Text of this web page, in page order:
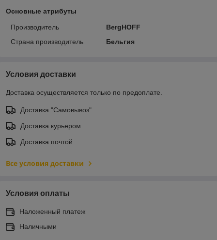
Основные атрибуты
Производитель
BergHOFF
Страна производитель
Бельгия
Условия доставки
Доставка осуществляется только по предоплате.
Доставка "Самовывоз"
Доставка курьером
Доставка почтой
Все условия доставки
Условия оплаты
Наложенный платеж
Наличными